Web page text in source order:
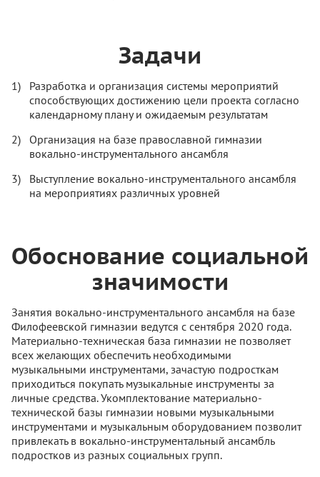
Задачи
Разработка и организация системы мероприятий
способствующих достижению цели проекта согласно
календарному плану и ожидаемым результатам
Организация на базе православной гимназии
вокально-инструментального ансамбля
Выступление вокально-инструментального ансамбля
на мероприятиях различных уровней
Обоснование социальной
значимости
Занятия вокально-инструментального ансамбля на базе
Филофеевской гимназии ведутся с сентября 2020 года.
Материально-техническая база гимназии не позволяет
всех желающих обеспечить необходимыми
музыкальными инструментами, зачастую подросткам
приходиться покупать музыкальные инструменты за
личные средства. Укомплектование материально-
технической базы гимназии новыми музыкальными
инструментами и музыкальным оборудованием позволит
привлекать в вокально-инструментальный ансамбль
подростков из разных социальных групп.